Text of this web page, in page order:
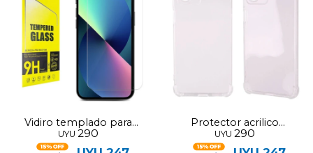
Vidiro templado para
Samsung A17
UYU 290
Protector acrilico
transparente Iphone
16e
UYU 290